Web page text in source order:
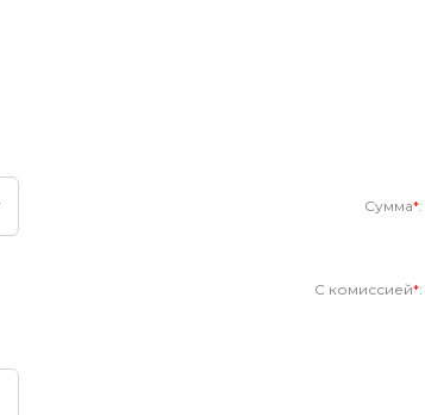
Сумма*:
С комиссией*: